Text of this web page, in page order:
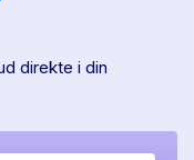
direkte i din